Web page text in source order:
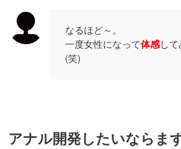
なるほど～。
一度女性になって体感し
(笑)
アナル開発したいならま